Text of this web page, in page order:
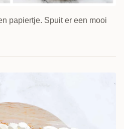
papiertje. Spuit er een mooi